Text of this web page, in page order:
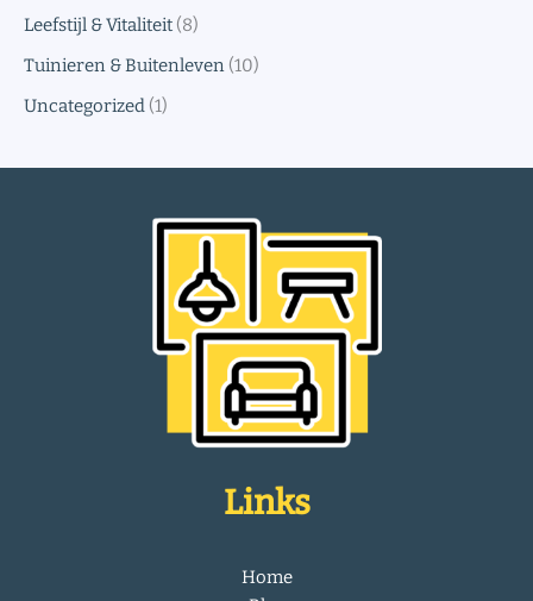
Leefstijl & Vitaliteit (8)
Tuinieren & Buitenleven (10)
Uncategorized (1)
Links
Home